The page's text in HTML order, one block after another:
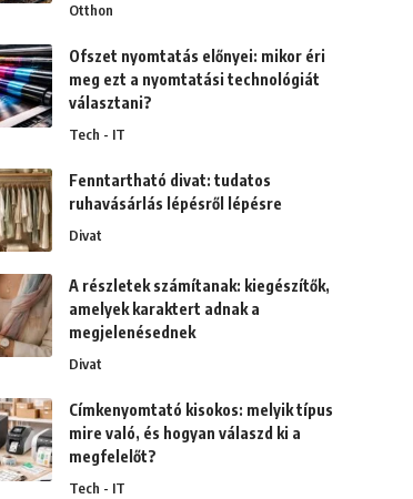
Otthon
Ofszet nyomtatás előnyei: mikor éri
meg ezt a nyomtatási technológiát
választani?
Tech - IT
Fenntartható divat: tudatos
ruhavásárlás lépésről lépésre
Divat
A részletek számítanak: kiegészítők,
amelyek karaktert adnak a
megjelenésednek
Divat
Címkenyomtató kisokos: melyik típus
mire való, és hogyan válaszd ki a
megfelelőt?
Tech - IT